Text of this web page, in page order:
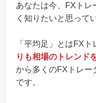
あなたは今、FXトレ
く知りたいと思って
「平均足」とはFXト
りも相場のトレンド
から多くのFXトレー
です。